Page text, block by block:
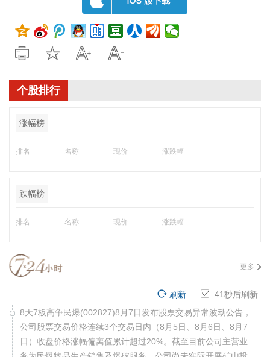
个股排行
涨幅榜
排名 名称 现价 涨跌幅
跌幅榜
排名 名称 现价 涨跌幅
更多
40秒后刷新
刷新
8天7板高争民爆(002827)8月7日发布股票交易异常波动公告，
公司股票交易价格连续3个交易日内（8月5日、8月6日、8月7
日）收盘价格涨幅偏离值累计超过20%。截至目前公司主营业